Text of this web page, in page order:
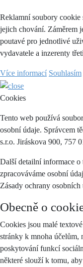
Reklamní soubory cookie
jejich chování. Záměrem
poutavé pro jednotlivé
vydavatele a inzerenty
Více informací Souhlasím
Cookies
Tento web používá
osobní údaje. Správcem
s.r.o. Jiráskova 900, 757
Další detailní informace o
zpracováváme osobní
Zásady ochrany
Obecně o
Cookies jsou malé
stránky k mnoha účelům,
poskytování funkcí
některé slouží k tomu,